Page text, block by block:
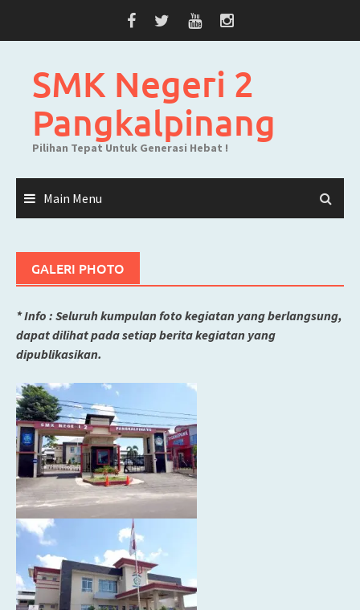
SMK Negeri 2
Pangkalpinang
Pilihan Tepat Untuk Generasi Hebat !
Main Menu
GALERI PHOTO
* Info : Seluruh kumpulan foto kegiatan yang berlangsung,
dapat dilihat pada setiap berita kegiatan yang
dipublikasikan.